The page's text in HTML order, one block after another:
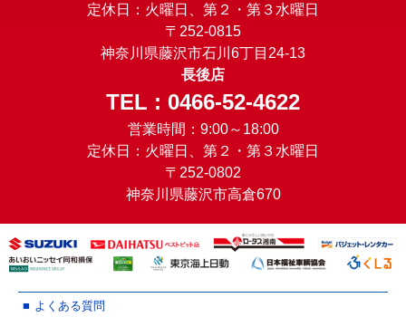
定休日：火曜日、第２・第３水曜日
〒252-0815
神奈川県藤沢市石川6丁目24-13
長後店
TEL : 0466-52-4622
営業時間：9:00～18:00
定休日：火曜日、第２・第３水曜日
〒252-0802
神奈川県藤沢市高倉670
よくある質問